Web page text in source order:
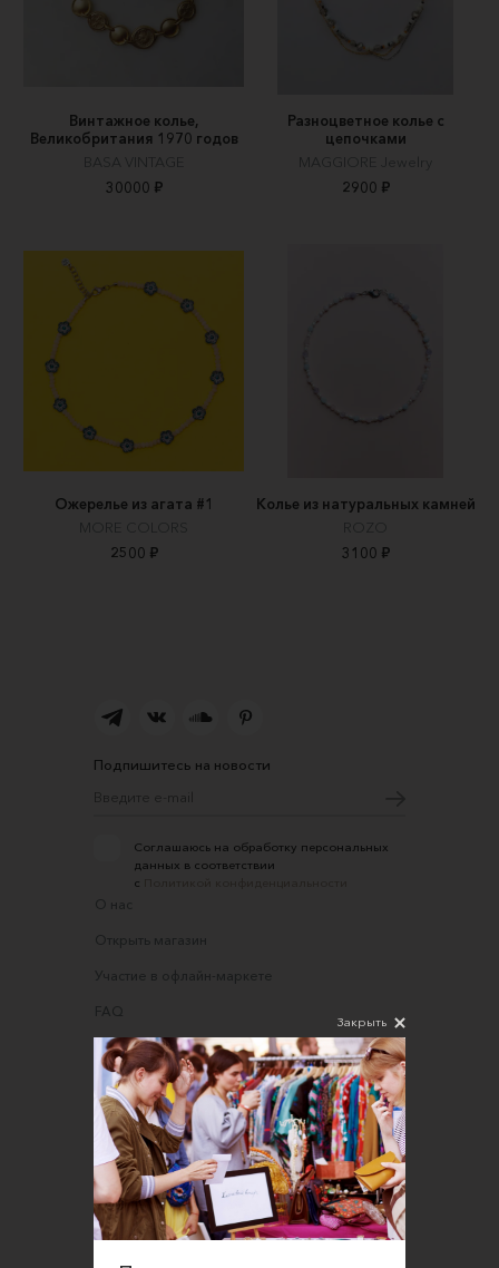
Винтажное колье,
Великобритания 1970 годов
BASA VINTAGE
30000 ₽
Разноцветное колье с
цепочками
MAGGIORE Jewelry
2900 ₽
Ожерелье из агата #1
MORE COLORS
2500 ₽
Колье из натуральных камней
ROZO
3100 ₽
Подпишитесь на новости
Соглашаюсь на обработку персональных
данных в соответствии
с
О нас
Открыть магазин
Участие в офлайн-маркете
FAQ
Требования к фотографиям
Обратная связь
Соглашение об оказании услуг
Правила сайта
Оферта для продавцов
Оферта для покупателей
Закрыть